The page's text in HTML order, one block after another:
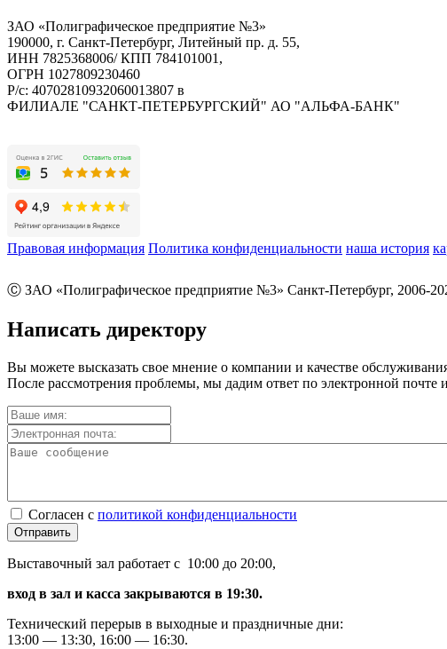
ЗАО «Полиграфическое предприятие №3»
190000, г. Санкт-Петербург, Литейный пр. д. 55,
ИНН 7825368006/ КПП 784101001,
ОГРН 1027809230460
Р/с: 40702810932060013807 в
ФИЛИАЛЕ "САНКТ-ПЕТЕРБУРГСКИЙ" АО "АЛЬФА-БАНК"
Правовая информация Политика конфиденциальности наша история
Ⓒ ЗАО «Полиграфическое предприятие №3» Санкт-Петербург, 2006-
Написать директору
Вы можете высказать свое мнение о компании и качестве
После рассмотрения проблемы, мы дадим ответ по электронной почте
Согласен с политикой конфиденциальности
Отправить
Выставочный зал работает с 10:00 до 20:00,
вход в зал и касса закрываются в 19:30.
Технический перерыв в выходные и праздничные дни:
13:00 — 13:30, 16:00 — 16:30.